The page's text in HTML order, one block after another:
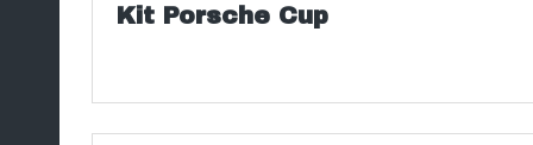
Kit Porsche Cup